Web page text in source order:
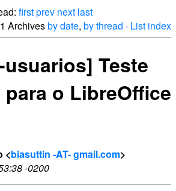
firstprev next last
Archivesby date, by thread · List index
Teste
o LibreOffice
<biasuttin -AT- gmail.com>
-0200